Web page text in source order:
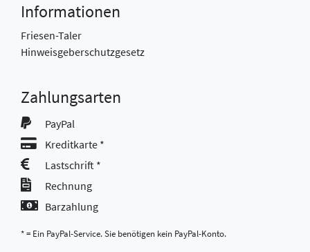
Informationen
Friesen-Taler
Hinweisgeberschutzgesetz
Zahlungsarten
PayPal
Kreditkarte *
Lastschrift *
Rechnung
Barzahlung
* = Ein PayPal-Service. Sie benötigen kein PayPal-Konto.